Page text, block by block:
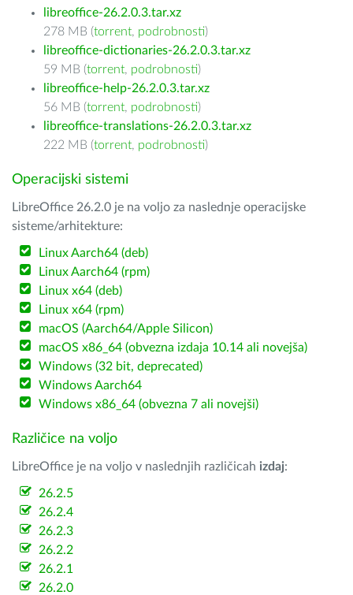
libreoffice-26.2.0.3.tar.xz
278 MB (torrent, podrobnosti)
libreoffice-dictionaries-26.2.0.3.tar.xz
59 MB (torrent, podrobnosti)
libreoffice-help-26.2.0.3.tar.xz
56 MB (torrent, podrobnosti)
libreoffice-translations-26.2.0.3.tar.xz
222 MB (torrent, podrobnosti)
Operacijski sistemi
LibreOffice 26.2.0 je na voljo za naslednje operacijske
sisteme/arhitekture:
Linux Aarch64 (deb)
Linux Aarch64 (rpm)
Linux x64 (deb)
Linux x64 (rpm)
macOS (Aarch64/Apple Silicon)
macOS x86_64 (obvezna izdaja 10.14 ali novejša)
Windows (32 bit, deprecated)
Windows Aarch64
Windows x86_64 (obvezna 7 ali novejši)
Različice na voljo
LibreOffice je na voljo v naslednjih različicah izdaj:
26.2.5
26.2.4
26.2.3
26.2.2
26.2.1
26.2.0